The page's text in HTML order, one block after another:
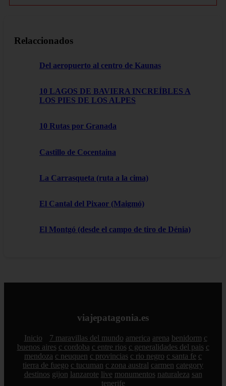
Relaccionados
Del aeropuerto al centro de Kaunas
10 LAGOS DE BAVIERA INCREÍBLES A
LOS PIES DE LOS ALPES
10 Rutas por Granada
Castillo de Cocentaina
La Carrasqueta (ruta a la cima)
El Cantal del Pixaor (Maigmó)
El Montgó (desde el campo de tiro de Dénia)
viajepatagonia.es
Inicio 7 maravillas del mundo america arena benidorm c
buenos aires c cordoba c entre rios c generalidades del pais c
mendoza c neuquen c provincias c rio negro c santa fe c
tierra de fuego c tucuman c zona austral carmen category
destinos gijon lanzarote live monumentos naturaleza san
tenerife